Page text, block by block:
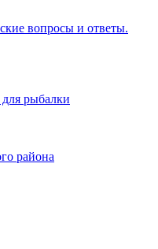
вопросы и ответы.
рыбалки
района